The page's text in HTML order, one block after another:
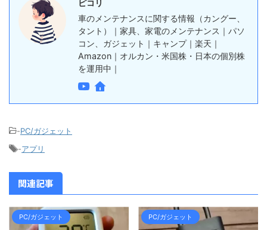
ピコリ
車のメンテナンスに関する情報（カングー、
タント）｜家具、家電のメンテナンス｜パソ
コン、ガジェット｜キャンプ｜楽天｜
Amazon｜オルカン・米国株・日本の個別株
を運用中｜
-PC/ガジェット
-アプリ
関連記事
PC/ガジェット PC/ガジェット